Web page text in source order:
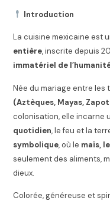
Introduction
La cuisine mexicaine est
entière, inscrite depuis
immatériel de l’humanité
Née du mariage entre les
(Aztèques, Mayas,
colonisation, elle incarne
quotidien, le feu et la
symbolique, où le maïs,
seulement des aliments,
dieux.
Colorée, généreuse et